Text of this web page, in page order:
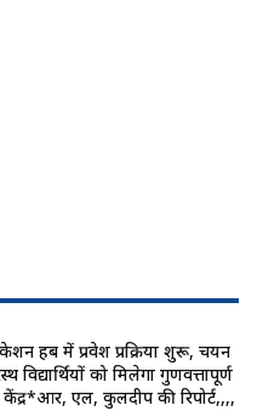
हब में प्रवेश प्रक्रिया शुरू, चयन
विद्यार्थियों को मिलेगा गुणवत्तापूर्ण
केंद्र*आर, एल, कुलदीप की रिपोर्ट,,,,